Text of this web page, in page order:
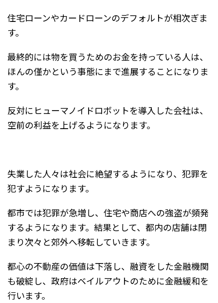
住宅ローンやカードローンのデフォルトが相次ぎま
す。
最終的には物を買うためのお金を持っている人は、
ほんの僅かという事態にまで進展することになりま
す。
反対にヒューマノイドロボットを導入した会社は、
空前の利益を上げるようになります。
失業した人々は社会に絶望するようになり、犯罪を
犯すようになります。
都市では犯罪が急増し、住宅や商店への強盗が頻発
するようになります。結果として、都内の店舗は閉
まり次々と郊外へ移転していきます。
都心の不動産の価値は下落し、融資をした金融機関
も破綻し、政府はベイルアウトのために金融緩和を
行います。